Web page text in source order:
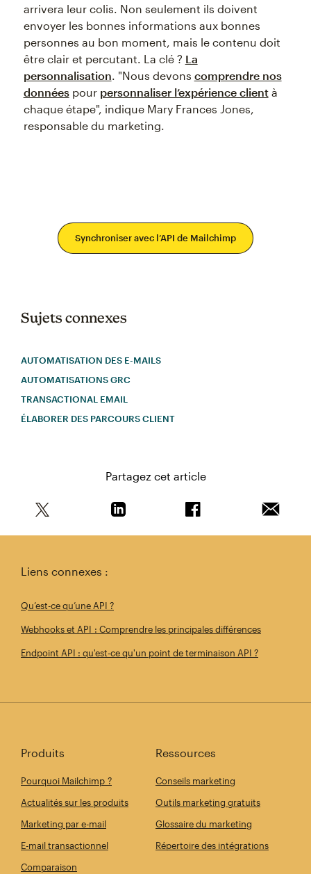
arrivera leur colis. Non seulement ils doivent
envoyer les bonnes informations aux bonnes
personnes au bon moment, mais le contenu doit
être clair et percutant. La clé ? La
personnalisation. "Nous devons comprendre nos
donnéespour personnaliser l’expérience clientà
chaque étape", indique Mary Frances Jones,
responsable du marketing.
Synchroniser avec l’API de Mailchimp
Sujets connexes
AUTOMATISATION DES E-MAILS
AUTOMATISATIONS GRC
TRANSACTIONAL EMAIL
ÉLABORER DES PARCOURS CLIENT
Partagez cet article
Liens connexes :
Qu’est-ce qu’une API ?
Webhooks et API : Comprendre les principales différences
Endpoint API : qu'est-ce qu'un point de terminaison API ?
Produits
Pourquoi Mailchimp ?
Actualités sur les produits
Marketing par e-mail
E-mail transactionnel
Comparaison
Ressources
Conseils marketing
Outils marketing gratuits
Glossaire du marketing
Répertoire des intégrations